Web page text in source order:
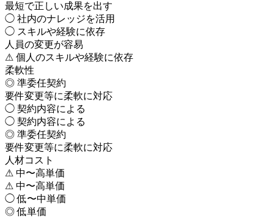
最短で正しい成果を出す
◯ 社内のナレッジを活用
◯ スキルや経験に依存
人員の変更が容易
⚠ 個人のスキルや経験に依存
柔軟性
◎ 準委任契約
要件変更等に柔軟に対応
◯ 契約内容による
◯ 契約内容による
◎ 準委任契約
要件変更等に柔軟に対応
人材コスト
⚠ 中〜高単価
⚠ 中〜高単価
◯ 低〜中単価
◎ 低単価